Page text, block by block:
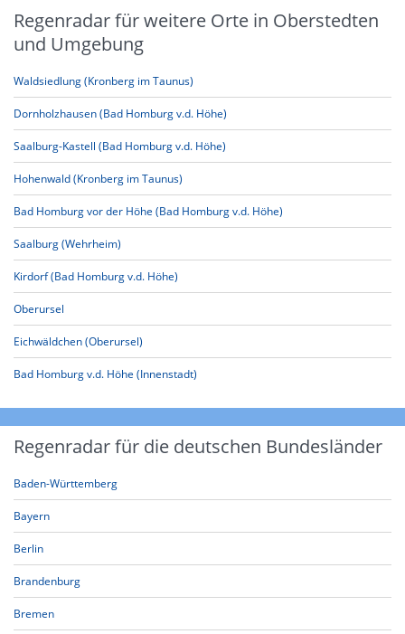
Regenradar für weitere Orte in Oberstedten
und Umgebung
Waldsiedlung (Kronberg im Taunus)
Dornholzhausen (Bad Homburg v.d. Höhe)
Saalburg-Kastell (Bad Homburg v.d. Höhe)
Hohenwald (Kronberg im Taunus)
Bad Homburg vor der Höhe (Bad Homburg v.d. Höhe)
Saalburg (Wehrheim)
Kirdorf (Bad Homburg v.d. Höhe)
Oberursel
Eichwäldchen (Oberursel)
Bad Homburg v.d. Höhe (Innenstadt)
Regenradar für die deutschen Bundesländer
Baden-Württemberg
Bayern
Berlin
Brandenburg
Bremen